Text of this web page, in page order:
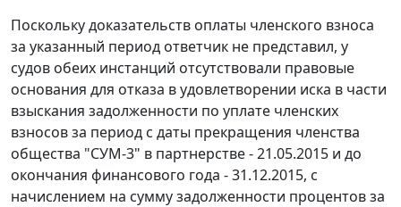
Поскольку доказательств оплаты членского взноса
за указанный период ответчик не представил, у
судов обеих инстанций отсутствовали правовые
основания для отказа в удовлетворении иска в части
взыскания задолженности по уплате членских
взносов за период с даты прекращения членства
общества "СУМ-3" в партнерстве - 21.05.2015 и до
окончания финансового года - 31.12.2015, с
начислением на сумму задолженности процентов за